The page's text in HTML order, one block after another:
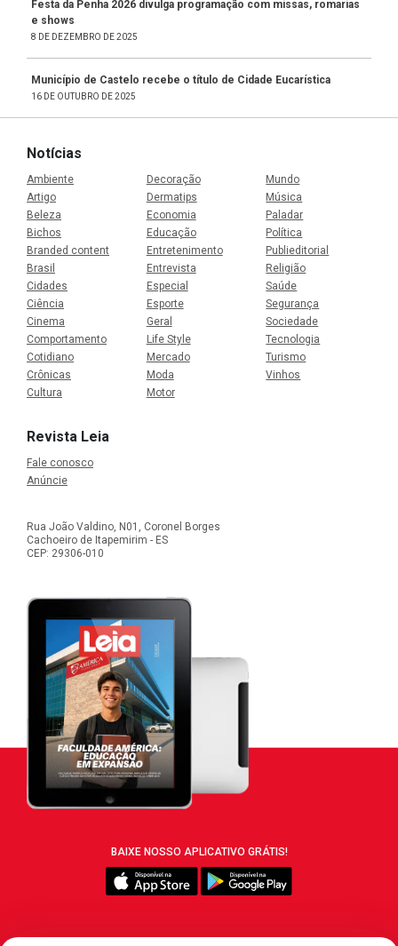
Festa da Penha 2026 divulga programação com missas, romarias
e shows
8 DE DEZEMBRO DE 2025
Município de Castelo recebe o título de Cidade Eucarística
16 DE OUTUBRO DE 2025
Notícias
Ambiente
Artigo
Beleza
Bichos
Branded content
Brasil
Cidades
Ciência
Cinema
Comportamento
Cotidiano
Crônicas
Cultura
Decoração
Dermatips
Economia
Educação
Entretenimento
Entrevista
Especial
Esporte
Geral
Life Style
Mercado
Moda
Motor
Mundo
Música
Paladar
Política
Publieditorial
Religião
Saúde
Segurança
Sociedade
Tecnologia
Turismo
Vinhos
Revista Leia
Fale conosco
Anúncie
Rua João Valdino, N01, Coronel Borges
Cachoeiro de Itapemirim - ES
CEP: 29306-010
BAIXE NOSSO APLICATIVO GRÁTIS!